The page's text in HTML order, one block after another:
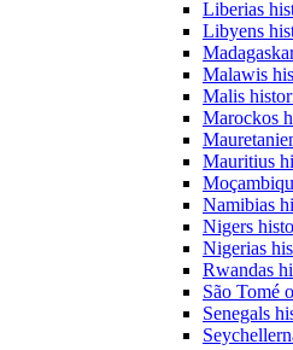
Liberias
Libyens
Malawis
Malis
Marockos
Mauritius
Namibias
Nigers
Nigerias
Rwandas
São Tomé
Senegals